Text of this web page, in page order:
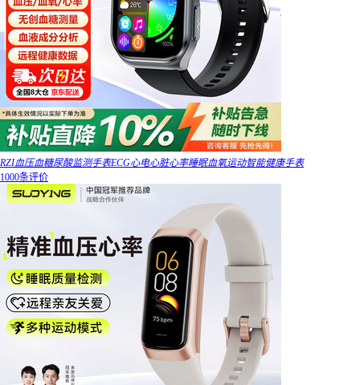
RZI血压血糖尿酸监测手表ECG心电心脏心率睡眠血氧运动智能健康手表
1000条评价